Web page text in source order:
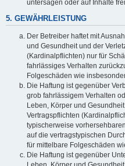
untersagen oder auf Inhalte
5. GEWÄHRLEISTUNG
Der Betreiber haftet mit
und Gesundheit und der
(Kardinalpflichten) nur für
fahrlässiges Verhalten
Folgeschäden wie
Die Haftung ist gegenüber
grob fahrlässigem Verhalten
Leben, Körper und
Vertragspflichten
typischerweise
auf die vertragstypischen
für mittelbare Folgeschäden
Die Haftung ist gegenüber